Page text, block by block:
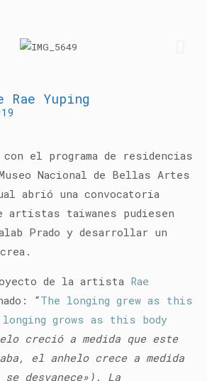
Rae Yuping
el programa de residencias
Nacional de Bellas Artes
abrió una convocatoria
artistas taiwanes pudiesen
Prado y desarrollar un
de la artista Rae
“The longing grew as this
longing grows as this body
creció a medida que este
el anhelo crece a medida
desvanece»). La